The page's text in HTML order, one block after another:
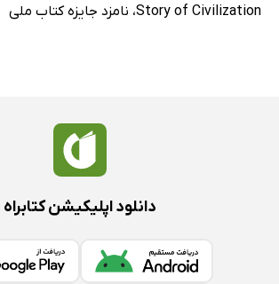
I پارلمنت اصلاح دینی
فصل بیست و پنجم: هنری هشتم و صومعه‌ها 1535-1547
فصل بیست و ششم: ادوارد ششم و ماری تودور 1547-
Story of Civilization، نامزد جایزه کتاب ملی
دانلود اپلیکیشن کتابراه